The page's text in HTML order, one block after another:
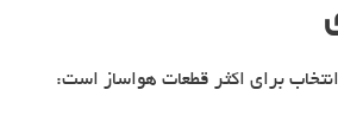
برای اکثر قطعات هواساز است: